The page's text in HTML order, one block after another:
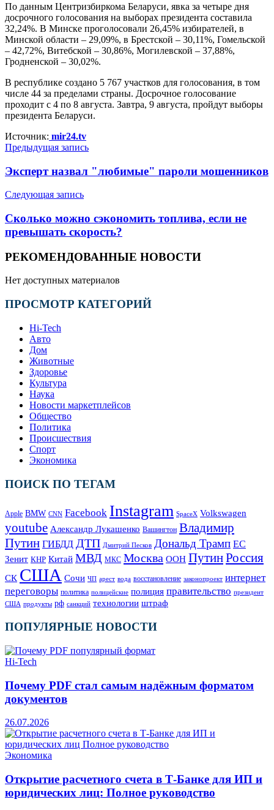
По данным Центризбиркома Беларуси, явка за четыре дня
досрочного голосования на выборах президента составила
32,24%. В Минске проголосовали 26,45% избирателей, в
Минской области – 29,09%, в Брестской – 30,11%, Гомельской
– 42,72%, Витебской – 30,86%, Могилевской – 37,88%,
Гродненской – 30,02%.
В республике создано 5 767 участков для голосования, в том
числе 44 за пределами страны. Досрочное голосование
проходит с 4 по 8 августа. Завтра, 9 августа, пройдут выборы
президента Беларуси.
Источник: mir24.tv
Предыдущая запись
Эксперт назвал "любимые" пароли мошенников
Следующая запись
Сколько можно сэкономить топлива, если не
превышать скорость?
РЕКОМЕНДОВАННЫЕ НОВОСТИ
Нет доступных материалов
ПРОСМОТР КАТЕГОРИЙ
Hi-Tech
Авто
Дом
Животные
Здоровье
Культура
Наука
Новости маркетплейсов
Общество
Политика
Происшествия
Спорт
Экономика
ПОИСК ПО ТЕГАМ
Apple BMW CNN Facebook Instagram SpaceX Volkswagen
youtube Александр Лукашенко Вашингтон Владимир
Путин ГИБДД ДТП Дмитрий Песков Дональд Трамп ЕС
Зенит КНР Китай МВД МКС Москва ООН ПутинРоссия
СК США Сочи ЧП арест вода восстановление законопроект интернет
переговоры политика полицейские полиция правительство президент
США продукты рф санкций технологии штраф
ПОПУЛЯРНЫЕ НОВОСТИ
Hi-Tech
Почему PDF стал самым надёжным форматом
документов
26.07.2026
Экономика
Открытие расчетного счета в Т-Банке для ИП и
юридических лиц: Полное руководство